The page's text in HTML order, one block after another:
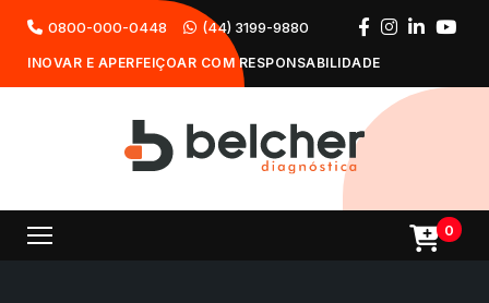
0800-000-0448 (44) 3199-9880
INOVAR E APERFEIÇOAR COM RESPONSABILIDADE
0